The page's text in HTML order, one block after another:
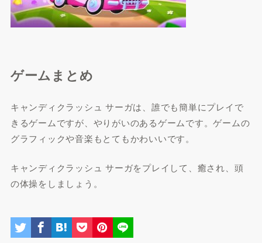
ゲームまとめ
キャンディクラッシュ サーガは、誰でも簡単にプレイで
きるゲームですが、やりがいのあるゲームです。ゲームの
グラフィックや音楽もとてもかわいいです。
キャンディクラッシュ サーガをプレイして、癒され、頭
の体操をしましょう。